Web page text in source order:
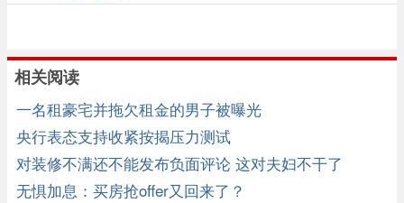
相关阅读
一名租豪宅并拖欠租金的男子被曝光
央行表态支持收紧按揭压力测试
对装修不满还不能发布负面评论 这对夫妇不干了
无惧加息：买房抢offer又回来了？